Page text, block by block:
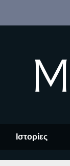
Ιστορίες